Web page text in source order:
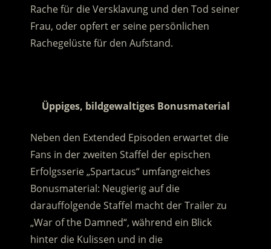
Rache für die Versklavung und den Tod seiner
Frau, oder opfert er seine persönlichen
Rachegelüste für den Aufstand.
Üppiges, bildgewaltiges Bonusmaterial
Neben den Extended Episoden erwartet die
Fans in der zweiten Staffel der epischen
Erfolgsserie „Spartacus“ umfangreiches
Bonusmaterial: Neugierig auf die
darauffolgende Staffel macht der Trailer zu
„War of the Damned“, während ein Blick
hinter die Kulissen und in die